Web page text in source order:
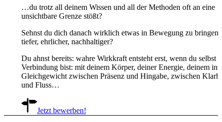
…du trotz all deinem Wissen und all der Methoden oft an eine
unsichtbare Grenze stößt?
Sehnst du dich danach wirklich etwas in Bewegung zu bringen:
tiefer, ehrlicher, nachhaltiger?
Du ahnst bereits: wahre Wirkkraft entsteht erst, wenn du selbst
Verbindung bist: mit deinem Körper, deiner Energie, deinem
Gleichgewicht zwischen Präsenz und Hingabe, zwischen
und Fluss…
Jetzt bewerben!